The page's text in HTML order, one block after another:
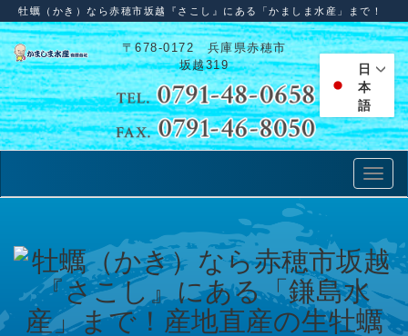
牡蠣（かき）なら赤穂市坂越『さこし』にある「かましま水産」まで！
〒678-0172 兵庫県赤穂市
坂越319
日
本
語